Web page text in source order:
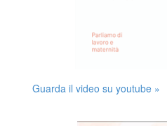
Guarda il video su youtube »